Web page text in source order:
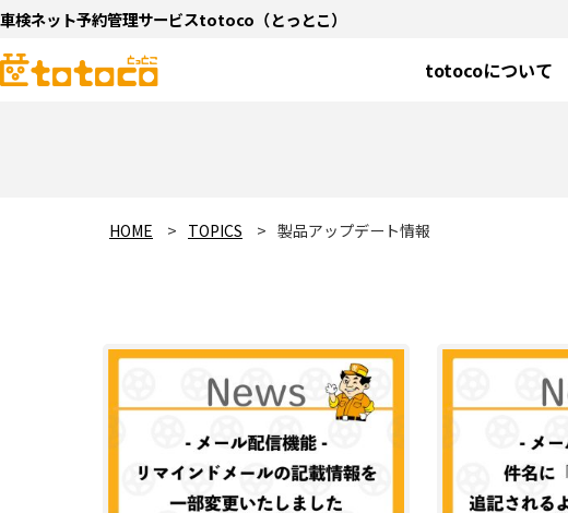
車検ネット予約管理サービスtotoco（とっとこ）
totocoについて
HOME TOPICS 製品アップデート情報